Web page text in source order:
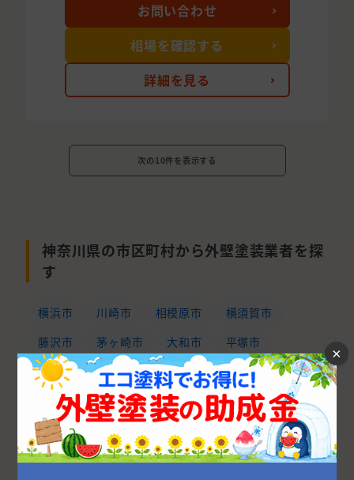
詳細を見る
お問い合わせ
相場を確認する
次の10件を表示する
神奈川県の市区町村から外壁塗装業者を探
す
横浜市 川崎市 相模原市
横須賀市
藤沢市
茅ヶ崎市 大和市
平塚市
鎌倉市
厚木市 秦野市
小田原市
座間市
海老名市 綾瀬市
伊勢原市
中郡
逗子市
愛甲郡
足柄下郡
三浦郡 高座郡 南足柄市
×